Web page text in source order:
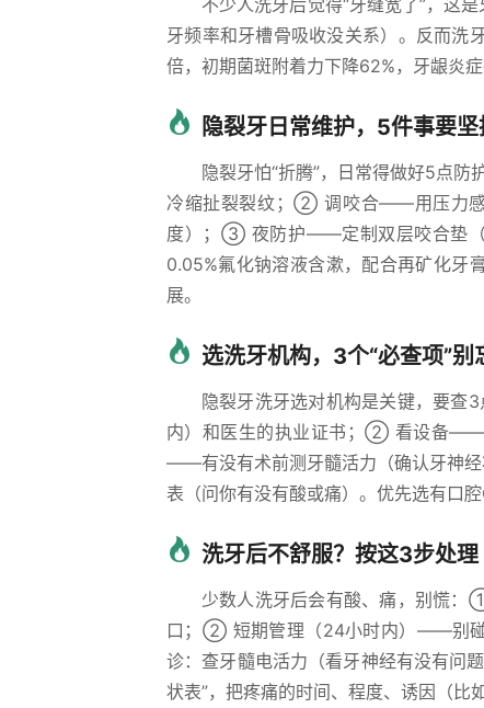
不少人洗牙后觉得“牙缝宽了”，这
牙频率和牙槽骨吸收没关系）。反而洗
倍，初期菌斑附着力下降62%，牙龈炎症
隐裂牙日常维护，5件事要坚
隐裂牙怕“折腾”，日常得做好5点
冷缩扯裂裂纹；② 调咬合——用压力感
度）；③ 夜防护——定制双层咬合垫
0.05%氟化钠溶液含漱，配合再矿化
展。
选洗牙机构，3个“必查项”别
隐裂牙洗牙选对机构是关键，要
内）和医生的执业证书；② 看设备——
——有没有术前测牙髓活力（确认牙神经
表（问你有没有酸或痛）。优先选有口
洗牙后不舒服？按这3步处理
少数人洗牙后会有酸、痛，别慌
口；② 短期管理（24小时内）——别
诊：查牙髓电活力（看牙神经有没有问
状表”，把疼痛的时间、程度、诱因（比